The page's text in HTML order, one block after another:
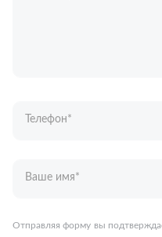
Запчасти для грузовых